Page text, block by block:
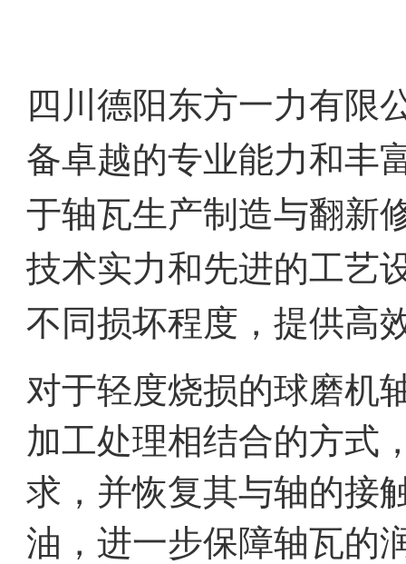
四川德阳东方一力有限
备卓越的专业能力和丰
于轴瓦生产制造与翻新
技术实力和先进的工艺
不同损坏程度，提供高
对于轻度烧损的球磨机
加工处理相结合的方式
求，并恢复其与轴的接
油，进一步保障轴瓦的